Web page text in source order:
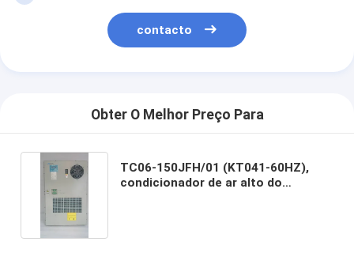
contacto
Obter O Melhor Preço Para
TC06-150JFH/01 (KT041-60HZ),
condicionador de ar alto do